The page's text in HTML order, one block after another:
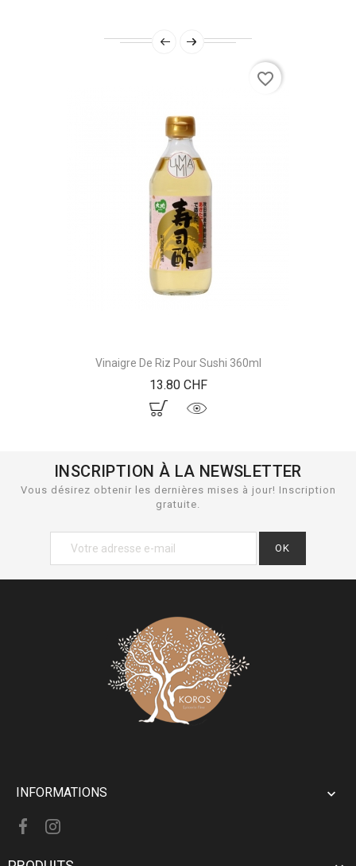
Vinaigre De Riz Pour Sushi 360ml
13.80 CHFPrix
favorite_border
INSCRIPTION À LA NEWSLETTER
Vous désirez obtenir les dernières mises à jour! Inscription
gratuite.
INFORMATIONS 